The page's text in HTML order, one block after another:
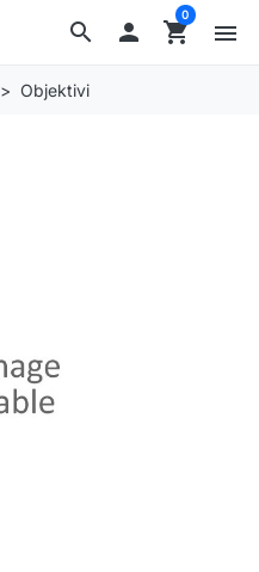
search  shopping_cart
0
menu
Objektivi